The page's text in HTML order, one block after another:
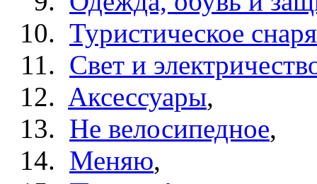
Туристическое
Свет и
Aксессуары,
Не велосипедное,
Меняю,